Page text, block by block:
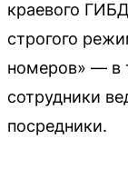
краевого
строгого
номеров» — в
сотрудники
посредники.